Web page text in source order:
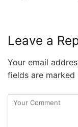
Leave a
Your email
fields are marked